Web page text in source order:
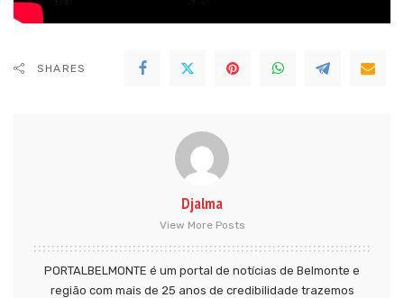
SHARES
Djalma
View More Posts
PORTALBELMONTE é um portal de notícias de Belmonte e
região com mais de 25 anos de credibilidade trazemos